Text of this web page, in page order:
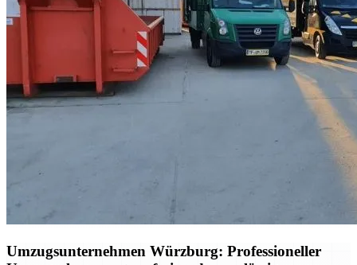
Umzugsunternehmen Würzburg: Professioneller